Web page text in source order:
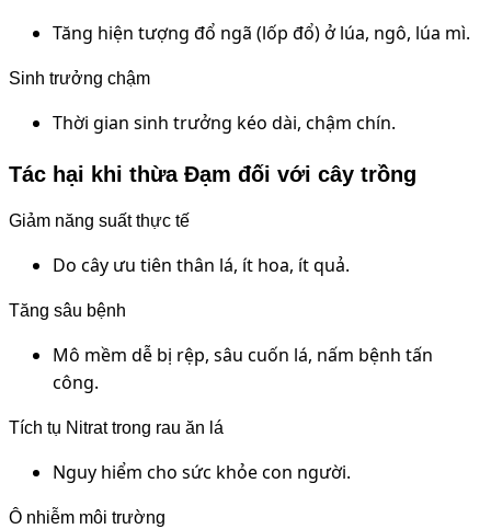
Tăng hiện tượng đổ ngã (lốp đổ) ở lúa, ngô, lúa mì.
Sinh trưởng chậm
Thời gian sinh trưởng kéo dài, chậm chín.
Tác hại khi thừa Đạm đối với cây trồng
Giảm năng suất thực tế
Do cây ưu tiên thân lá, ít hoa, ít quả.
Tăng sâu bệnh
Mô mềm dễ bị rệp, sâu cuốn lá, nấm bệnh tấn
công.
Tích tụ Nitrat trong rau ăn lá
Nguy hiểm cho sức khỏe con người.
Ô nhiễm môi trường